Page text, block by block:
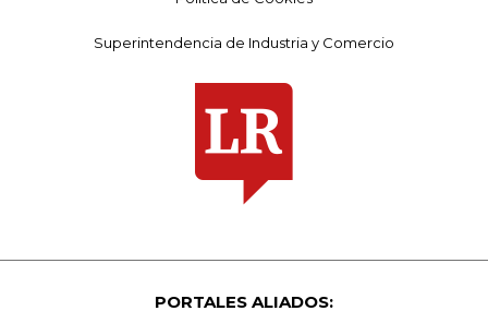
Superintendencia de Industria y Comercio
PORTALES ALIADOS: